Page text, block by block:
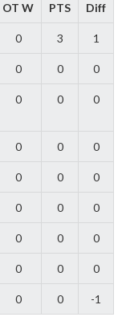
OT W PTS Diff
0 3 1
0 0 0
0 0 0
0 0 0
0 0 0
0 0 0
0 0 0
0 0 0
0 0 -1